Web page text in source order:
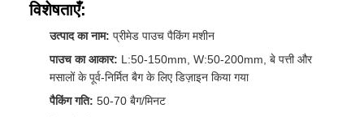
विशेषताएँ:
उत्पाद का नाम: प्रीमेड पाउच पैकिंग मशीन
पाउच का आकार: L:50-150mm, W:50-200mm, बे पत्ती और
मसालों के पूर्व-निर्मित बैग के लिए डिज़ाइन किया गया
पैकिंग गति: 50-70 बैग/मिनट